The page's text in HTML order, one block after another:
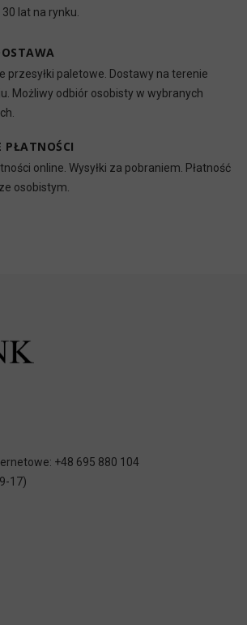
lat na rynku.
przesyłki paletowe. Dostawy na terenie
Możliwy odbiór osobisty w wybranych
PŁATNOŚCI
online. Wysyłki za pobraniem. Płatność
osobistym.
+48 695 880 104
17)